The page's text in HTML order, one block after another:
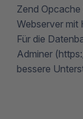
Zend
Webserver mit
Für die
Adminer
bessere